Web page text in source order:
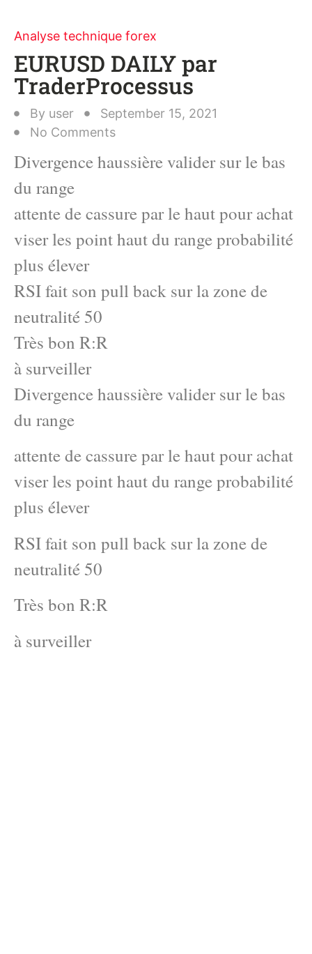
Analyse technique forex
EURUSD DAILY par
TraderProcessus
By user
September 15, 2021
No Comments
Divergence haussière valider sur le bas
du range
attente de cassure par le haut pour achat
viser les point haut du range probabilité
plus élever
RSI fait son pull back sur la zone de
neutralité 50
Très bon R:R
à surveiller
Divergence haussière valider sur le bas
du range
attente de cassure par le haut pour achat
viser les point haut du range probabilité
plus élever
RSI fait son pull back sur la zone de
neutralité 50
Très bon R:R
à surveiller